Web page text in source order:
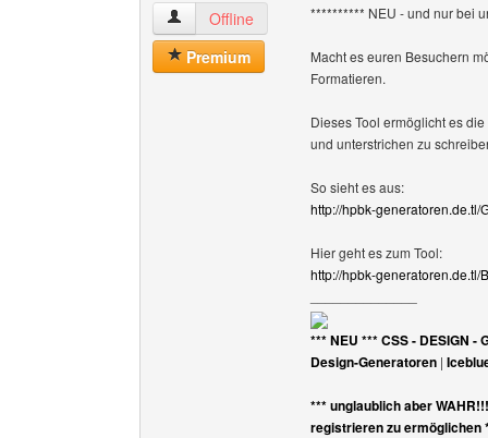
hpbk-generatoren Benutzer-Profile anzeigen
Offline
Premium
********** NEU - und nur bei
Macht es euren Besuchern
Formatieren.
Dieses Tool ermöglicht es
und unterstrichen zu
So sieht es aus:
http://hpbk-generatoren.de.tl/
Hier geht es zum Tool:
http://hpbk-generatoren.de.tl/
*** NEU *** CSS - DESIGN -
Design-Generatoren |
*** unglaublich aber
registrieren zu ermöglichen